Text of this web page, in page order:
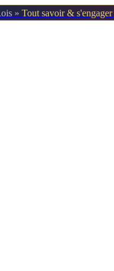
» Tout savoir &